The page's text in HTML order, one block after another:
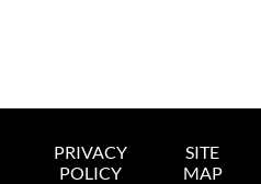
PRIVACY
POLICY
SITE
MAP